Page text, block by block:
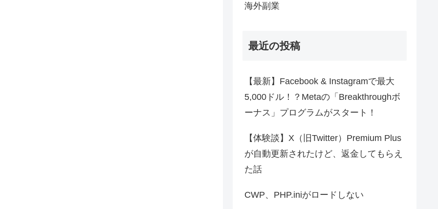
海外副業
最近の投稿
【最新】Facebook & Instagramで最大
5,000ドル！？Metaの「Breakthroughボ
ーナス」プログラムがスタート！
【体験談】X（旧Twitter）Premium Plus
が自動更新されたけど、返金してもらえ
た話
CWP、PHP.iniがロードしない